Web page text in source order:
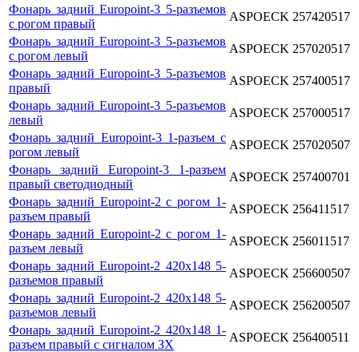
Фонарь задний Europoint-3 5-разъемов
с рогом правый
ASPOECK 257420517
Фонарь задний Europoint-3 5-разъемов
с рогом левый
ASPOECK 257020517
Фонарь задний Europoint-3 5-разъемов
правый
ASPOECK 257400517
Фонарь задний Europoint-3 5-разъемов
левый
ASPOECK 257000517
Фонарь задний Europoint-3 1-разъем с
рогом левый
ASPOECK 257020507
Фонарь задний Europoint-3 1-разъем
правый светодиодный
ASPOECK 257400701
Фонарь задний Europoint-2 с рогом 1-
разъем правый
ASPOECK 256411517
Фонарь задний Europoint-2 с рогом 1-
разъем левый
ASPOECK 256011517
Фонарь задний Europoint-2 420x148 5-
разъемов правый
ASPOECK 256600507
Фонарь задний Europoint-2 420x148 5-
разъемов левый
ASPOECK 256200507
Фонарь задний Europoint-2 420x148 1-
разъем правый с сигналом ЗХ
ASPOECK 256400511